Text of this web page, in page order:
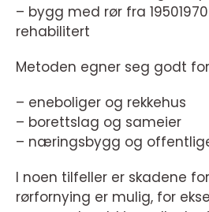
– bygg med rør fra
rehabilitert
Metoden egner seg godt
– eneboliger og rekkehus
– borettslag og sameier
– næringsbygg og
I noen tilfeller er skadene
rørfornying er mulig, for